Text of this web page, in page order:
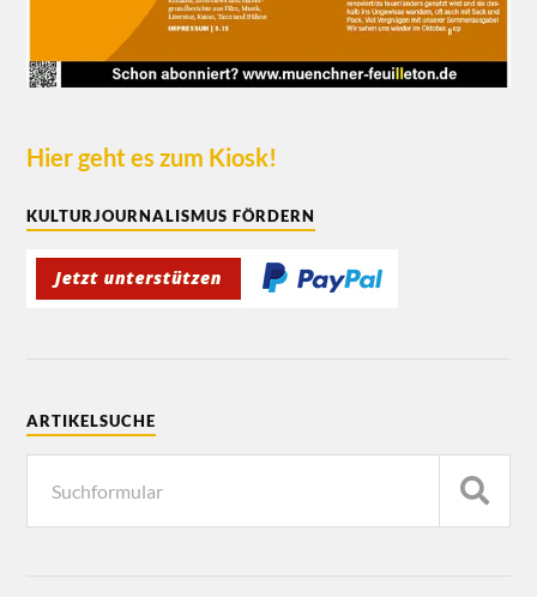
Hier geht es zum Kiosk!
KULTURJOURNALISMUS FÖRDERN
ARTIKELSUCHE